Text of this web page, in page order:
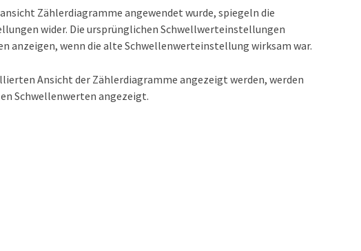
Zählerdiagramme angewendet wurde, spiegeln die
wider. Die ursprünglichen Schwellwerteinstellungen
anzeigen, wenn die alte Schwellenwerteinstellung wirksam war.
Ansicht der Zählerdiagramme angezeigt werden, werden
Schwellenwerten angezeigt.